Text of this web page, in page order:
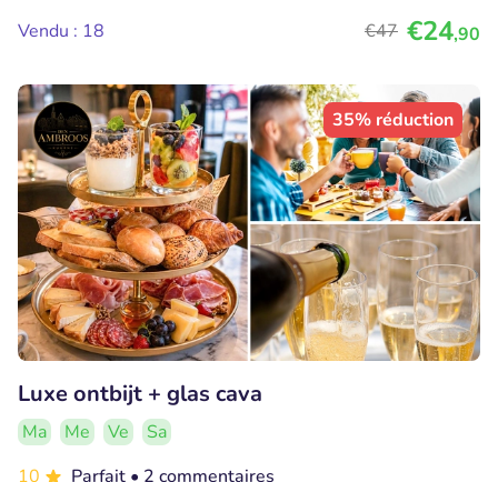
Vendu : 18
€47 €24,90
35% réduction
Luxe ontbijt + glas cava
Ma Me Ve
Sa
10
Parfait • 2 commentaires